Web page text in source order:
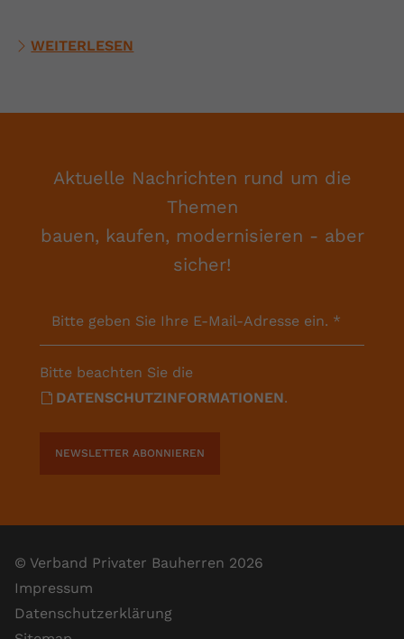
WEITERLESEN
Aktuelle Nachrichten rund um die
Themen
bauen, kaufen, modernisieren - aber
sicher!
Bitte geben Sie Ihre E-Mail-Adresse ein. *
Bitte beachten Sie die
DATENSCHUTZINFORMATIONEN.
NEWSLETTER ABONNIEREN
© Verband Privater Bauherren 2026
Impressum
Datenschutzerklärung